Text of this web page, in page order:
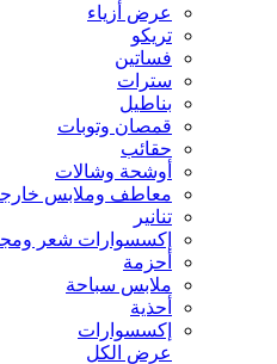
عرض أزياء
تريكو
فساتين
سترات
بناطيل
قمصان وتوبات
حقائب
أوشحة وشالات
معاطف وملابس
تنانير
إكسسوارات شعر
أحزمة
ملابس سباحة
أحذية
إكسسوارات
عرض الكل